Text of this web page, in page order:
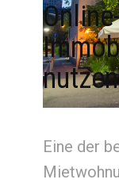
nutzen
Eine der